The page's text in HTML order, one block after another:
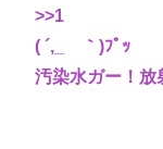
>>1
( ´,_ゝ｀)ﾌﾟｯ
汚染水ガー！放